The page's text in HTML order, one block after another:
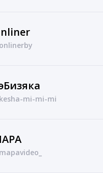
mi-mi-mi